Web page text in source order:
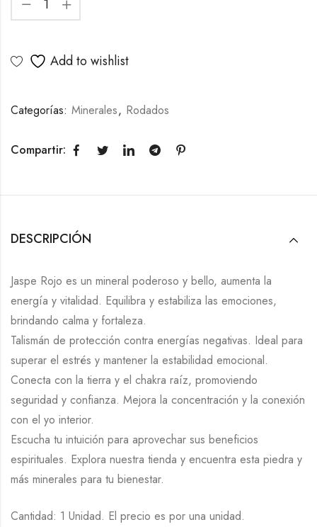
Add to wishlist
Categorías: Minerales, Rodados
Compartir:
DESCRIPCIÓN
Jaspe Rojo es un mineral poderoso y bello, aumenta la
energía y vitalidad. Equilibra y estabiliza las emociones,
brindando calma y fortaleza.
Talismán de protección contra energías negativas. Ideal para
superar el estrés y mantener la estabilidad emocional.
Conecta con la tierra y el chakra raíz, promoviendo
seguridad y confianza. Mejora la concentración y la conexión
con el yo interior.
Escucha tu intuición para aprovechar sus beneficios
espirituales. Explora nuestra tienda y encuentra esta piedra y
más minerales para tu bienestar.
Cantidad: 1 Unidad. El precio es por una unidad.